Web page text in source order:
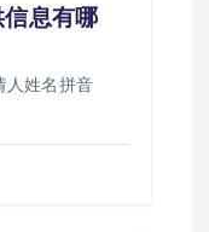
息有哪
人姓名拼音